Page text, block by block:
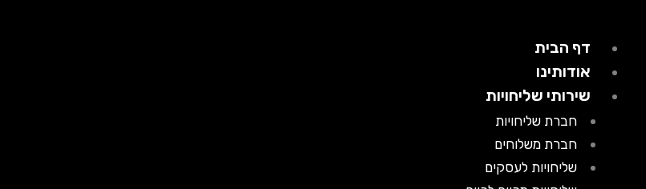
דף הבית
אודותינו
שירותי שליחויות
חברת שליחויות
חברת משלוחים
שליחויות לעסקים